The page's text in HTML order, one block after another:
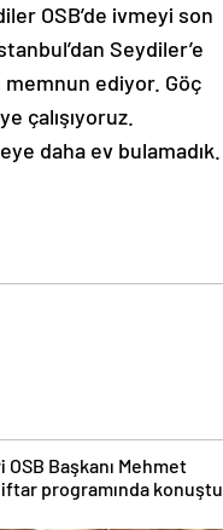
OSB’de ivmeyi son
Seydiler’e
ediyor. Göç
çalışıyoruz.
daha ev bulamadık.
OSB Başkanı Mehmet
iftar programında konuştu